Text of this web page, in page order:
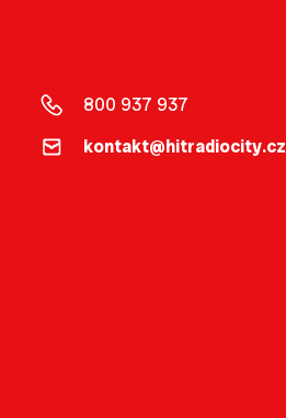
800 937 937
kontakt@hitradiocity.cz